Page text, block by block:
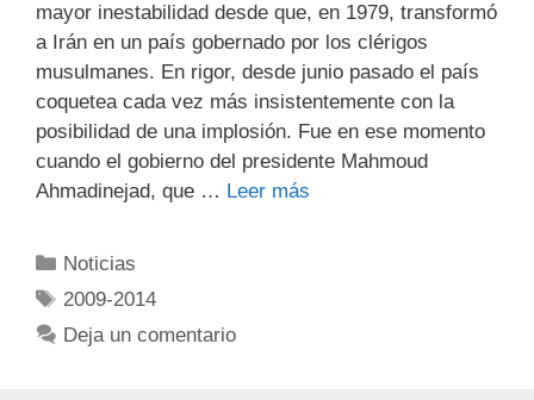
mayor inestabilidad desde que, en 1979, transformó
a Irán en un país gobernado por los clérigos
musulmanes. En rigor, desde junio pasado el país
coquetea cada vez más insistentemente con la
posibilidad de una implosión. Fue en ese momento
cuando el gobierno del presidente Mahmoud
Ahmadinejad, que … Leer más
Noticias
2009-2014
Deja un comentario